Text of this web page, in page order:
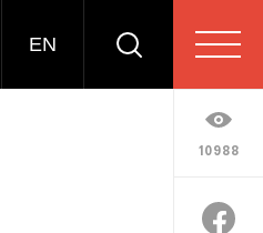
EN
10988